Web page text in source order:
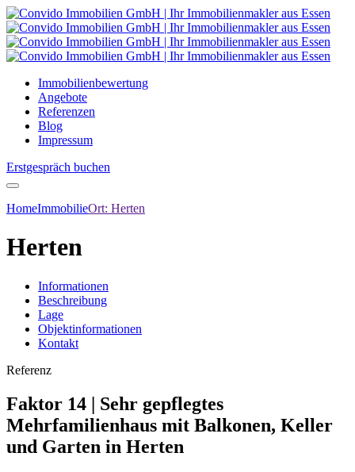
Immobilienbewertung
Angebote
Referenzen
Blog
Impressum
Erstgespräch buchen
HomeImmobilieOrt: Herten
Herten
Informationen
Beschreibung
Lage
Objektinformationen
Kontakt
Referenz
Faktor 14 | Sehr gepflegtes
Mehrfamilienhaus mit Balkonen, Keller
und Garten in Herten